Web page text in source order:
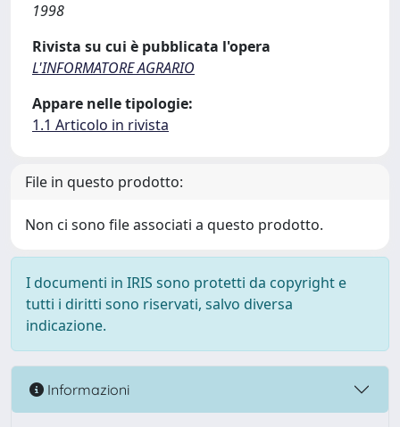
1998
Rivista su cui è pubblicata l'opera
L'INFORMATORE AGRARIO
Appare nelle tipologie:
1.1 Articolo in rivista
File in questo prodotto:
Non ci sono file associati a questo prodotto.
I documenti in IRIS sono protetti da copyright e
tutti i diritti sono riservati, salvo diversa
indicazione.
Informazioni